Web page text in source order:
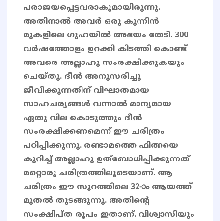
പരാജയപ്പെട്ടവരാകുമായിരുന്നു.
അതിനാൽ അവർ ഒരു കുന്നിൻ
മുകളിലെ ഗുഹയിൽ അഭയം തേടി. 300
വർഷത്തോളം ഉറക്കി കിടത്തി കൊണ്ട്
അവരെ അല്ലാഹു സംരക്ഷിക്കുകയും
ചെയ്തു. ദീൻ അനുസരിച്ചു
ജീവിക്കുന്നതിന് വിഘാതമായ
സാഹചര്യങ്ങൾ വന്നാൽ മാന്യമായ
ഏതു വില കൊടുത്തും ദീൻ
സംരക്ഷിക്കണമെന്ന് ഈ ചരിത്രം
പഠിപ്പിക്കുന്നു. രണ്ടാമത്തെ ഫിത്നയെ
കുറിച്ച് അല്ലാഹു ഉത്ബോധിപ്പിക്കുന്നത്
മറ്റൊരു ചരിത്രത്തിലൂടെയാണ്. ആ
ചരിത്രം ഈ സൂറത്തിലെ 32-ാം ആയത്ത്
മുതൽ തുടങ്ങുന്നു. അതിന്റെ
സംക്ഷിപ്ത രൂപം ഇതാണ്. വിശ്വാസിയും